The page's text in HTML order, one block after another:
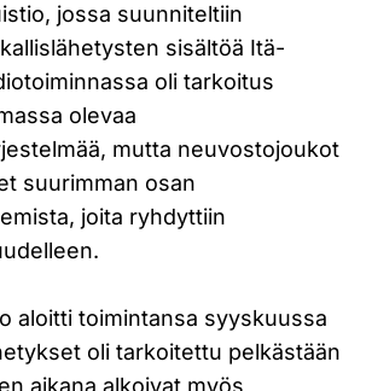
jossa suunniteltiin
sisältöä Itä-
oli tarkoitus
olevaa
mutta neuvostojoukot
suurimman osan
joita ryhdyttiin
aloitti toimintansa syyskuussa
oli tarkoitettu pelkästään